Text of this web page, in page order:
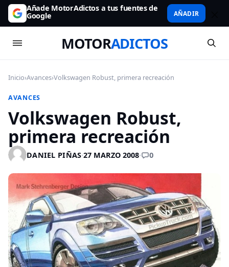
Añade MotorAdictos a tus fuentes de
Google AÑADIR
MOTORADICTOS
Inicio›Avances›Volkswagen Robust, primera recreación
AVANCES
Volkswagen Robust,
primera recreación
DANIEL PIÑAS·27 MARZO 2008· 0